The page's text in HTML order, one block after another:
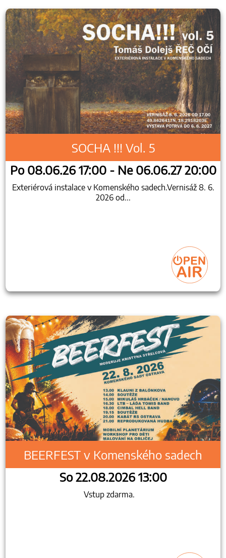
SOCHA !!! Vol. 5
Po 08.06.26 17:00 - Ne 06.06.27 20:00
Exteriérová instalace v Komenského sadech.Vernisáž 8. 6.
2026 od...
BEERFEST v Komenského sadech
So 22.08.2026 13:00
Vstup zdarma.